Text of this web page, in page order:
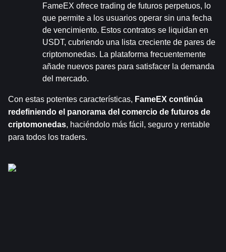
FameEX ofrece trading de futuros perpetuos, lo
que permite a los usuarios operar sin una fecha
de vencimiento. Estos contratos se liquidan en
USDT, cubriendo una lista creciente de pares de
criptomonedas. La plataforma frecuentemente
añade nuevos pares para satisfacer la demanda
del mercado.
Con estas potentes características, FameEX continúa
redefiniendo el panorama del comercio de futuros de
criptomonedas, haciéndolo más fácil, seguro y rentable
para todos los traders.